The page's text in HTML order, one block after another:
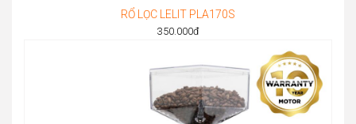
RỔ LỌC LELIT PLA170S
350.000đ